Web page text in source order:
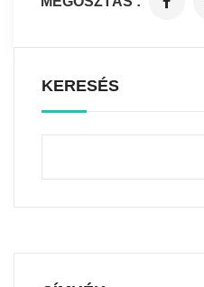
KERESÉS